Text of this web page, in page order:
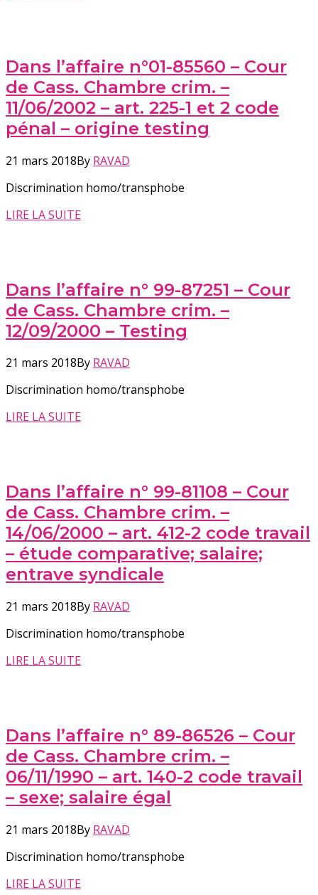
Dans l’affaire n°01-85560 – Cour
de Cass. Chambre crim. –
11/06/2002 – art. 225-1 et 2 code
pénal – origine testing
21 mars 2018By RAVAD
Discrimination homo/transphobe
LIRE LA SUITE
Dans l’affaire n° 99-87251 – Cour
de Cass. Chambre crim. –
12/09/2000 – Testing
21 mars 2018By RAVAD
Discrimination homo/transphobe
LIRE LA SUITE
Dans l’affaire n° 99-81108 – Cour
de Cass. Chambre crim. –
14/06/2000 – art. 412-2 code travail
– étude comparative; salaire;
entrave syndicale
21 mars 2018By RAVAD
Discrimination homo/transphobe
LIRE LA SUITE
Dans l’affaire n° 89-86526 – Cour
de Cass. Chambre crim. –
06/11/1990 – art. 140-2 code travail
– sexe; salaire égal
21 mars 2018By RAVAD
Discrimination homo/transphobe
LIRE LA SUITE